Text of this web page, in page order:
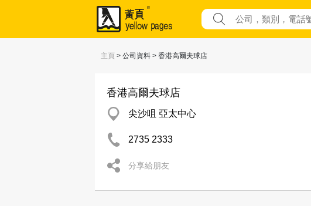
主頁 > 公司資料 > 香港高爾夫球店
香港高爾夫球店
尖沙咀 亞太中心
2735 2333
分享給朋友